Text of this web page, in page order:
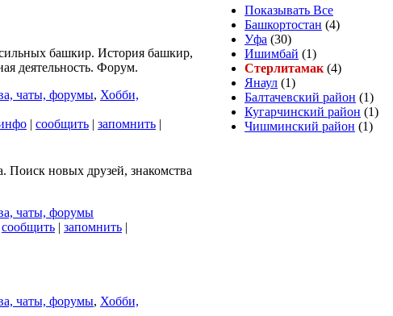
башкир. История башкир,
деятельность. Форум.
чаты, форумы, Хобби,
| сообщить | запомнить |
Поиск новых друзей, знакомства
чаты, форумы
сообщить | запомнить |
чаты, форумы, Хобби,
Показывать Все
Башкортостан (4)
Уфа (30)
Ишимбай (1)
Стерлитамак (4)
Янаул (1)
Балтачевский район (1)
Кугарчинский район (1)
Чишминский район (1)